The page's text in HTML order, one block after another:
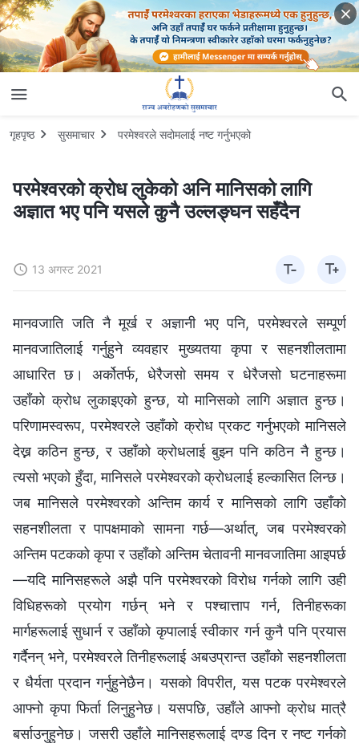
गृहपृष्ठ सुसमाचार परमेश्‍वरले सदोमलाई नष्ट गर्नुभएको
परमेश्‍वरको क्रोध लुकेको अनि मानिसको लागि
अज्ञात भए पनि यसले कुनै उल्‍लङ्घन सहँदैन
13 अगस्ट 2021
मानवजाति जति नै मूर्ख र अज्ञानी भए पनि, परमेश्‍वरले सम्पूर्ण
मानवजातिलाई गर्नुहुने व्यवहार मुख्यतया कृपा र सहनशीलतामा
आधारित छ। अर्कोतर्फ, धेरैजसो समय र धेरैजसो घटनाहरूमा
उहाँको क्रोध लुकाइएको हुन्छ, यो मानिसको लागि अज्ञात हुन्छ।
परिणामस्वरूप, परमेश्‍वरले उहाँको क्रोध प्रकट गर्नुभएको मानिसले
देख्न कठिन हुन्छ, र उहाँको क्रोधलाई बुझ्‍न पनि कठिन नै हुन्छ।
त्यसो भएको हुँदा, मानिसले परमेश्‍वरको क्रोधलाई हल्‍कासित लिन्छ।
जब मानिसले परमेश्‍वरको अन्तिम कार्य र मानिसको लागि उहाँको
सहनशीलता र पापक्षमाको सामना गर्छ—अर्थात्, जब परमेश्‍वरको
अन्तिम पटकको कृपा र उहाँको अन्तिम चेतावनी मानवजातिमा आइपर्छ
—यदि मानिसहरूले अझै पनि परमेश्‍वरको विरोध गर्नको लागि उही
विधिहरूको प्रयोग गर्छन् भने र पश्‍चात्ताप गर्न, तिनीहरूका
मार्गहरूलाई सुधार्न र उहाँको कृपालाई स्वीकार गर्न कुनै पनि प्रयास
गर्दैनन् भने, परमेश्‍वरले तिनीहरूलाई अबउप्रान्त उहाँको सहनशीलता
र धैर्यता प्रदान गर्नुहुनेछैन। यसको विपरीत, यस पटक परमेश्‍वरले
आफ्‍नो कृपा फिर्ता लिनुहुनेछ। यसपछि, उहाँले आफ्‍नो क्रोध मात्रै
बर्साउनुहुनेछ। जसरी उहाँले मानिसहरूलाई दण्ड दिन र नष्ट गर्नको